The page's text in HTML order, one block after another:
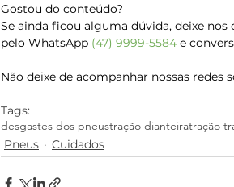
Gostou do conteúdo?
Se ainda ficou alguma dúvida, deixe
pelo WhatsApp (47) 9999-5584 e
Não deixe de acompanhar nossas redes
Tags:
desgastes dos pneustração dianteiratração
Pneus
Cuidados